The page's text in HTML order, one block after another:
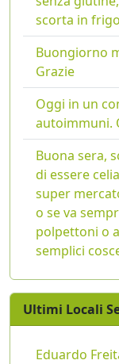
scorta in
Buongiorno
Grazie
Oggi in un
autoimmuni.
Buona sera,
di essere
super
o se va
polpettoni o
semplici
Ultimi Locali
Eduardo